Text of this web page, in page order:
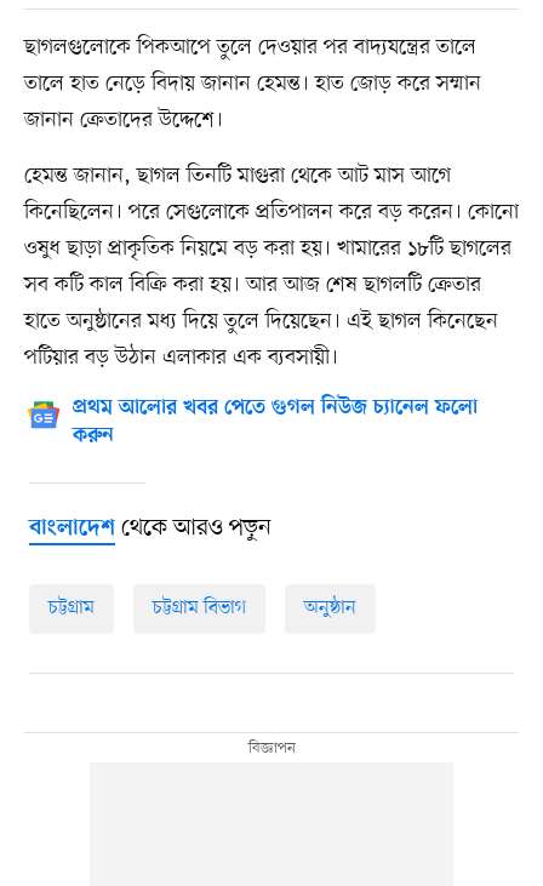
ছাগলগুলোকে পিকআপে তুলে দেওয়ার পর বাদ্যযন্ত্রের তালে
তালে হাত নেড়ে বিদায় জানান হেমন্ত। হাত জোড় করে সম্মান
জানান ক্রেতাদের উদ্দেশে।
হেমন্ত জানান, ছাগল তিনটি মাগুরা থেকে আট মাস আগে
কিনেছিলেন। পরে সেগুলোকে প্রতিপালন করে বড় করেন। কোনো
ওষুধ ছাড়া প্রাকৃতিক নিয়মে বড় করা হয়। খামারের ১৮টি ছাগলের
সব কটি কাল বিক্রি করা হয়। আর আজ শেষ ছাগলটি ক্রেতার
হাতে অনুষ্ঠানের মধ্য দিয়ে তুলে দিয়েছেন। এই ছাগল কিনেছেন
পটিয়ার বড় উঠান এলাকার এক ব্যবসায়ী।
প্রথম আলোর খবর পেতে গুগল নিউজ চ্যানেল ফলো
করুন
বাংলাদেশথেকে আরও পড়ুন
চট্টগ্রাম চট্টগ্রাম বিভাগ অনুষ্ঠান